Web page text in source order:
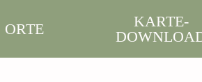
ORTE
KARTE-